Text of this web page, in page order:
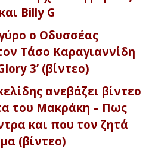
Billy G
ο Οδυσσέας
Τάσο Καραγιαννίδη
3’ (βίντεο)
ανεβάζει βίντεο
του Μακράκη – Πως
και που τον ζητά
(βίντεο)